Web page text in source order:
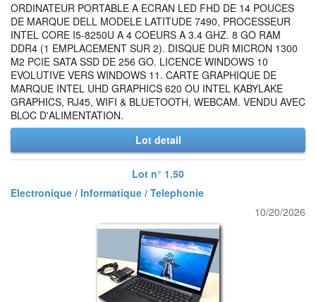
ORDINATEUR PORTABLE A ECRAN LED FHD DE 14 POUCES
DE MARQUE DELL MODELE LATITUDE 7490, PROCESSEUR
INTEL CORE I5-8250U A 4 COEURS A 3.4 GHZ. 8 GO RAM
DDR4 (1 EMPLACEMENT SUR 2). DISQUE DUR MICRON 1300
M2 PCIE SATA SSD DE 256 GO. LICENCE WINDOWS 10
EVOLUTIVE VERS WINDOWS 11. CARTE GRAPHIQUE DE
MARQUE INTEL UHD GRAPHICS 620 OU INTEL KABYLAKE
GRAPHICS, RJ45, WIFI & BLUETOOTH, WEBCAM. VENDU AVEC
BLOC D'ALIMENTATION.
Lot detail
Lot n° 1.50
Electronique / Informatique / Telephonie
10/20/2026